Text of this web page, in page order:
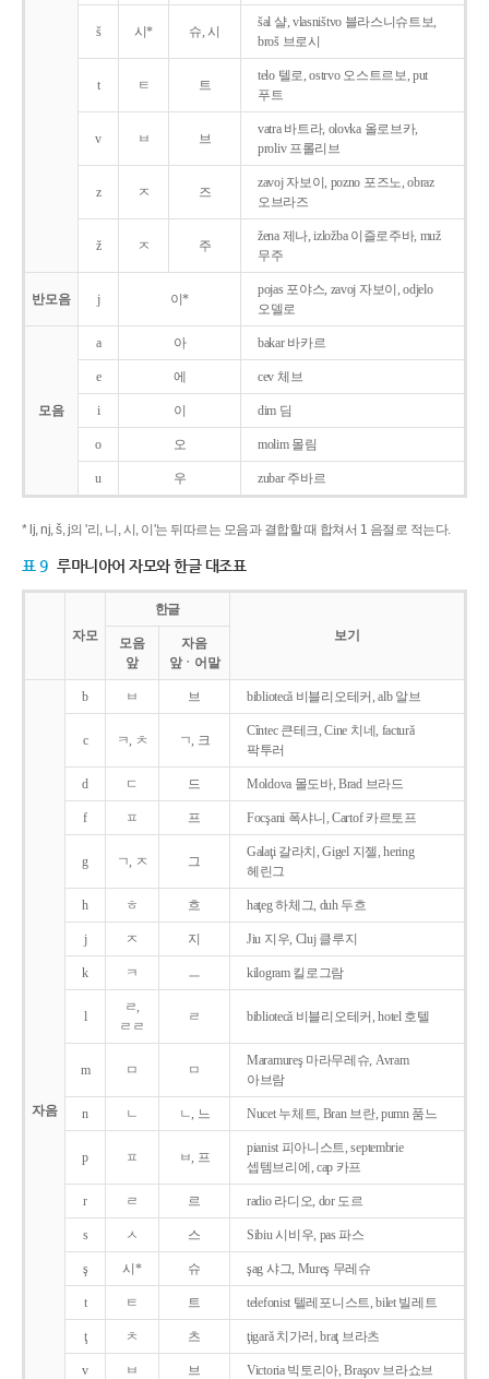
š 시* 슈, 시
šal 샬, vlasništvo 블라스니슈트보,
broš 브로시
t ㅌ 트
telo 텔로, ostrvo 오스트르보, put
푸트
v ㅂ 브
vatra 바트라, olovka 올로브카,
proliv 프롤리브
z ㅈ 즈
zavoj 자보이, pozno 포즈노, obraz
오브라즈
ž ㅈ 주
žena 제나, izložba 이즐로주바, muž
무주
반모음 j 이*
pojas 포야스, zavoj 자보이, odjelo
오델로
모음
a 아 bakar 바카르
e 에 cev 체브
i 이 dim 딤
o 오 molim 몰림
u 우 zubar 주바르
* lj, nj, š, j의 '리, 니, 시, 이'는 뒤따르는 모음과 결합할 때 합쳐서 1 음절로 적는다.
표 9 루마니아어 자모와 한글 대조표
자모
한글
보기
모음
앞
자음
앞ㆍ어말
자음
b ㅂ 브 bibliotecǎ 비블리오테커, alb 알브
c ㅋ, ㅊ ㄱ, 크
Cîntec 큰테크, Cine 치네, facturǎ
팍투러
d ㄷ 드 Moldova 몰도바, Brad 브라드
f ㅍ 프 Focşani 폭샤니, Cartof 카르토프
g ㄱ, ㅈ 그
Galaţi 갈라치, Gigel 지젤, hering
헤린그
h ㅎ 흐 haţeg 하체그, duh 두흐
j ㅈ 지 Jiu 지우, Cluj 클루지
k ㅋ ㅡ kilogram 킬로그람
l
ㄹ,
ㄹㄹ
ㄹ bibliotecǎ 비블리오테커, hotel 호텔
m ㅁ ㅁ
Maramureş 마라무레슈, Avram
아브람
n ㄴ ㄴ, 느 Nucet 누체트, Bran 브란, pumn 품느
p ㅍ ㅂ, 프
pianist 피아니스트, septembrie
셉템브리에, cap 카프
r ㄹ 르 radio 라디오, dor 도르
s ㅅ 스 Sibiu 시비우, pas 파스
ş 시* 슈 şag 샤그, Mureş 무레슈
t ㅌ 트 telefonist 텔레포니스트, bilet 빌레트
ţ ㅊ 츠 ţigarǎ 치가러, braţ 브라츠
v ㅂ 브 Victoria 빅토리아, Braşov 브라쇼브